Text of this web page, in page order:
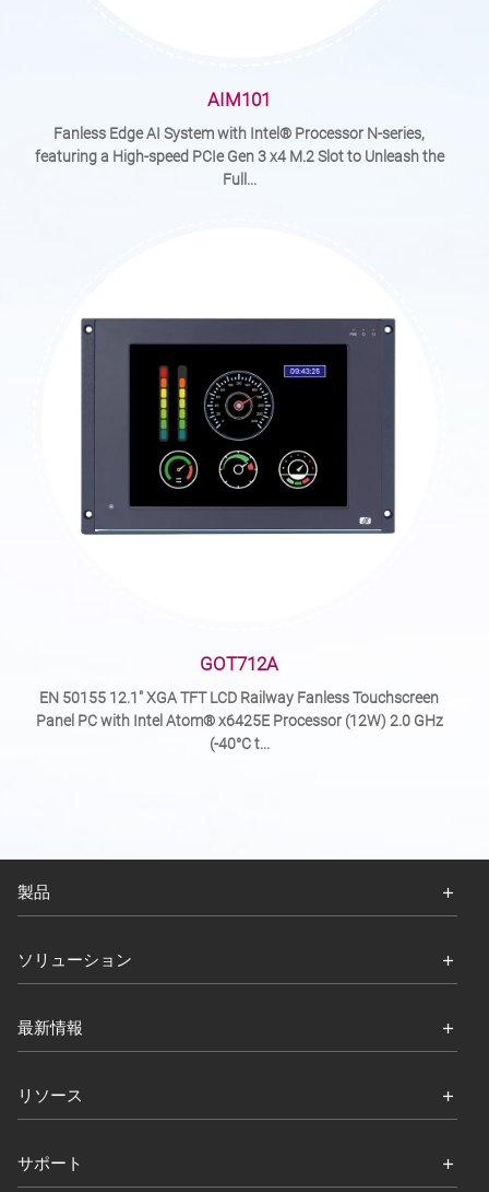
AIM101
Fanless Edge AI System with Intel® Processor N-series,
featuring a High-speed PCIe Gen 3 x4 M.2 Slot to Unleash the
Full...
GOT712A
EN 50155 12.1" XGA TFT LCD Railway Fanless Touchscreen
Panel PC with Intel Atom® x6425E Processor (12W) 2.0 GHz
(-40°C t...
製品
ソリューション
最新情報
リソース
サポート